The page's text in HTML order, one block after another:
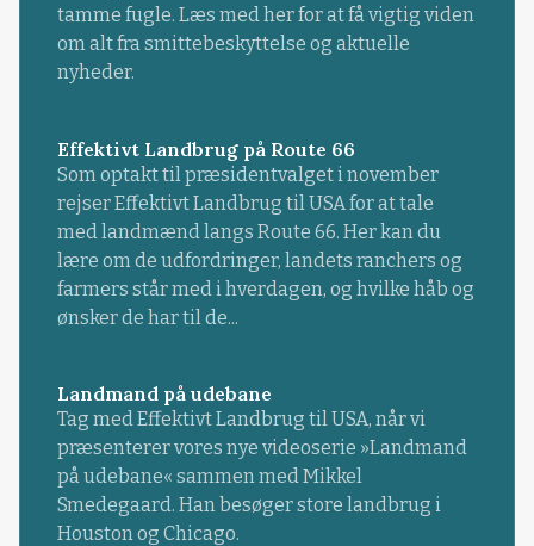
tamme fugle. Læs med her for at få vigtig viden
om alt fra smittebeskyttelse og aktuelle
nyheder.
Effektivt Landbrug på Route 66
Som optakt til præsidentvalget i november
rejser Effektivt Landbrug til USA for at tale
med landmænd langs Route 66. Her kan du
lære om de udfordringer, landets ranchers og
farmers står med i hverdagen, og hvilke håb og
ønsker de har til de...
Landmand på udebane
Tag med Effektivt Landbrug til USA, når vi
præsenterer vores nye videoserie »Landmand
på udebane« sammen med Mikkel
Smedegaard. Han besøger store landbrug i
Houston og Chicago.